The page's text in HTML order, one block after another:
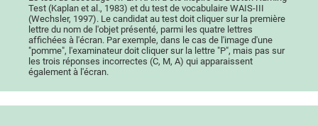
Test (Kaplan et al., 1983) et du test de vocabulaire WAIS-III
(Wechsler, 1997). Le candidat au test doit cliquer sur la première
lettre du nom de l'objet présenté, parmi les quatre lettres
affichées à l'écran. Par exemple, dans le cas de l'image d'une
"pomme", l'examinateur doit cliquer sur la lettre "P", mais pas sur
les trois réponses incorrectes (C, M, A) qui apparaissent
également à l'écran.